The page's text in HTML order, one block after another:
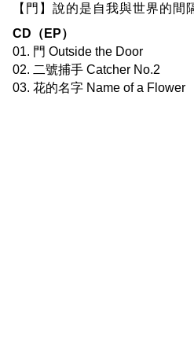
【門】說的是自我與世界的間
CD（EP）
01. 門 Outside the Door
02. 二號捕手 Catcher No.2
03. 花的名字 Name of a Flower